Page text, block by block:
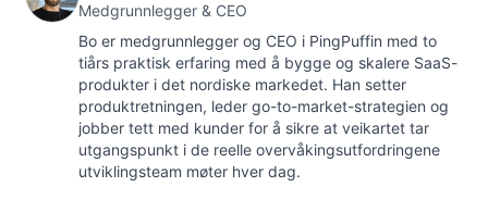
Medgrunnlegger & CEO
Bo er medgrunnlegger og CEO i PingPuffin med to
tiårs praktisk erfaring med å bygge og skalere SaaS-
produkter i det nordiske markedet. Han setter
produktretningen, leder go-to-market-strategien og
jobber tett med kunder for å sikre at veikartet tar
utgangspunkt i de reelle overvåkingsutfordringene
utviklingsteam møter hver dag.